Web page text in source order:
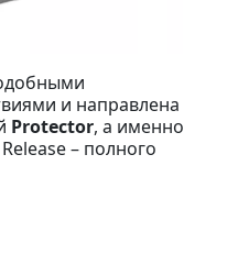
и направлена
Protector, а именно
– полного